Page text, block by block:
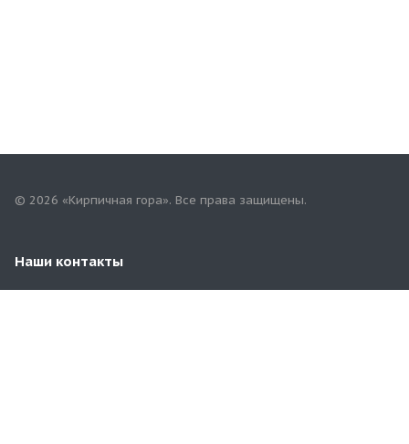
© 2026 «Кирпичная гора». Все права защищены.
Наши контакты
8-987-419-76-92